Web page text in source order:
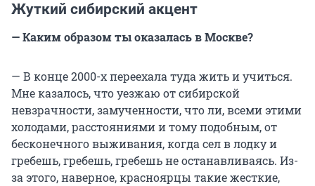
Жуткий сибирский акцент
— Каким образом ты оказалась в Москве?
— В конце 2000-х переехала туда жить и учиться.
Мне казалось, что уезжаю от сибирской
невзрачности, замученности, что ли, всеми этими
холодами, расстояниями и тому подобным, от
бесконечного выживания, когда сел в лодку и
гребешь, гребешь, гребешь не останавливаясь. Из-
за этого, наверное, красноярцы такие жесткие,